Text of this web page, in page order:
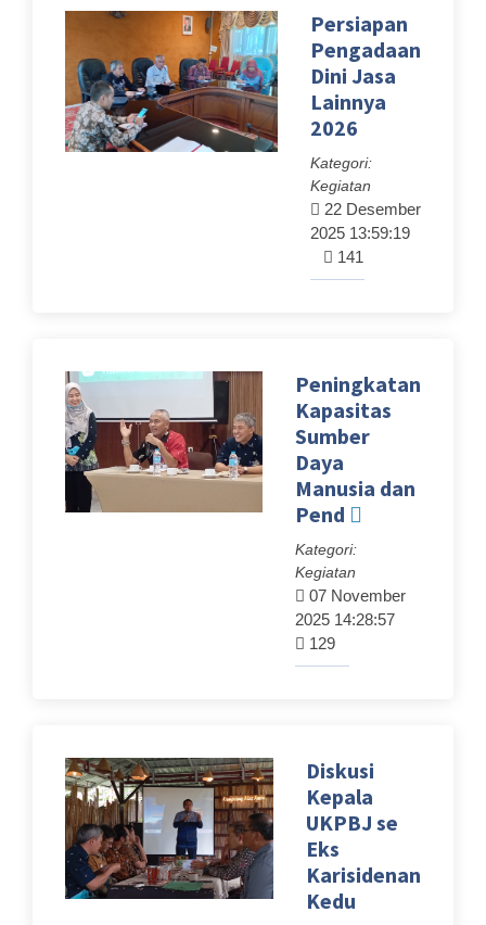
Persiapan
Pengadaan
Dini Jasa
Lainnya
2026
Kategori:
Kegiatan
22 Desember
2025 13:59:19
141
Peningkatan
Kapasitas
Sumber
Daya
Manusia dan
Pend
Kategori:
Kegiatan
07 November
2025 14:28:57
129
Diskusi
Kepala
UKPBJ se
Eks
Karisidenan
Kedu